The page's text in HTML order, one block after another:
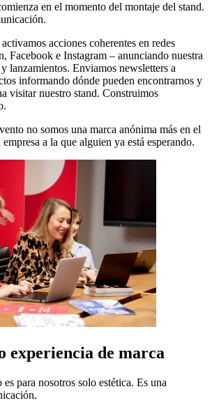
en el momento del montaje del stand.
acciones coherentes en redes
Facebook e Instagram – anunciando nuestra
lanzamientos. Enviamos newsletters a
informando dónde pueden encontrarnos y
visitar nuestro stand. Construimos
no somos una marca anónima más en el
a la que alguien ya está esperando.
experiencia de marca
para nosotros solo estética. Es una